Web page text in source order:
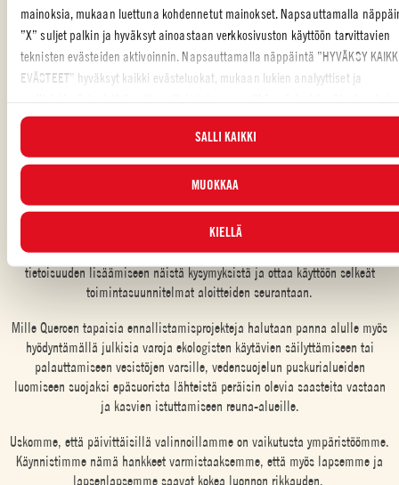
mainoksia, mukaan luettuna kohdennetut mainokset. Napsauttamalla
”X” suljet palkin ja hyväksyt ainoastaan verkkosivuston käyttöön tarvittavien
teknisten evästeiden aktivoinnin. Napsauttamalla näppäintä ”HYVÄKSY
EVÄSTEET” hyväksyt kaikki evästeluokat, mukaan lukien analyyttiset ja
päivitettyä evästeluetteloa ”HALLINNOI”-painikkeesta. Lisätietoja varten
SALLI KAIKKI
MUOKKAA
KIELLÄ
pituisen pesimisalueen perustamisesta punajalkahaukalle,
2,6 kilometrin pituisen ekologisen käytävän luomisesta Lomo-
joen varrelle ja tasankometsän istuttamisesta hehtaarin
alueelle Parman provinssissa sijaitsevaan Sissa Trecasalin
MITEN HANKKEET SAIVAT ALKUNSA JA MITÄ JATKOSSA
TAPAHTUU?
Kymmenen vuotta sitten suuri yleisö ja viljelijät eivät olleet täysin perillä
veden laadun ja biodiversiteetin säilyttämisen tärkeydestä tai
ilmastonmuutoksen seurauksista. Kuten kaikki tietävät, parannus lähtee
aina liikkeelle ongelman tiedostamisesta. Siksi päätimme panostaa
tietoisuuden lisäämiseen näistä kysymyksistä ja ottaa käyttöön selkeät
toimintasuunnitelmat aloitteiden seurantaan.
Mille Quercen tapaisia ennallistamisprojekteja halutaan panna alulle myös
hyödyntämällä julkisia varoja ekologisten käytävien säilyttämiseen tai
palauttamiseen vesistöjen varsille, vedensuojelun puskurialueiden
luomiseen suojaksi epäsuorista lähteistä peräisin olevia saasteita vastaan
ja kasvien istuttamiseen reuna-alueille.
Uskomme, että päivittäisillä valinnoillamme on vaikutusta ympäristöömme.
Käynnistimme nämä hankkeet varmistaaksemme, että myös lapsemme ja
lapsenlapsemme saavat kokea luonnon rikkauden.